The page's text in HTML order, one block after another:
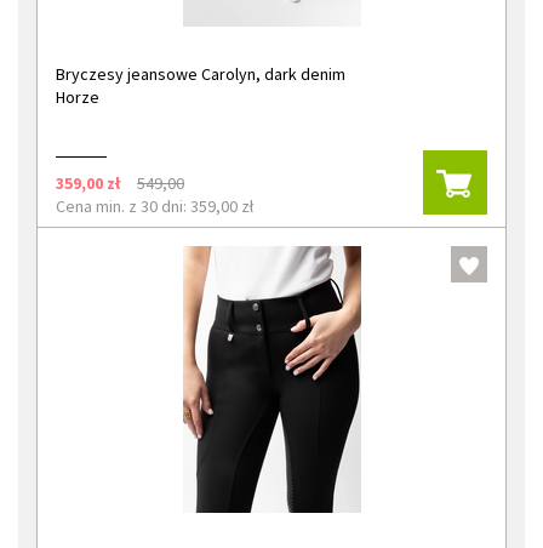
Bryczesy jeansowe Carolyn, dark denim
Horze
359,00 zł
549,00
Cena min. z 30 dni: 359,00 zł